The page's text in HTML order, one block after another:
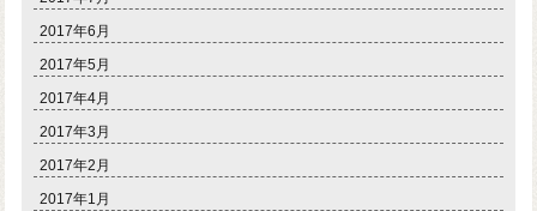
2017年6月
2017年5月
2017年4月
2017年3月
2017年2月
2017年1月